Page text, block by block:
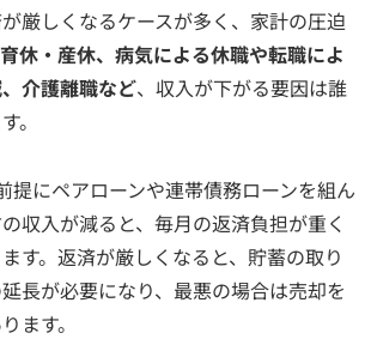
厳しくなるケースが多く、家計の圧迫
育休・産休、病気による休職や転職によ
介護離職など、収入が下がる要因は誰
。
提にペアローンや連帯債務ローンを組ん
収入が減ると、毎月の返済負担が重く
す。返済が厳しくなると、貯蓄の取り
長が必要になり、最悪の場合は売却を
ます。